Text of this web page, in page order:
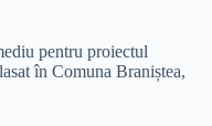
pentru proiectul
în Comuna Braniștea,